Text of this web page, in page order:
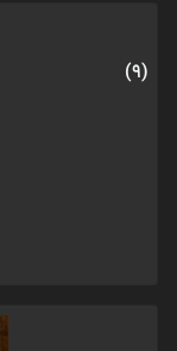
(9)